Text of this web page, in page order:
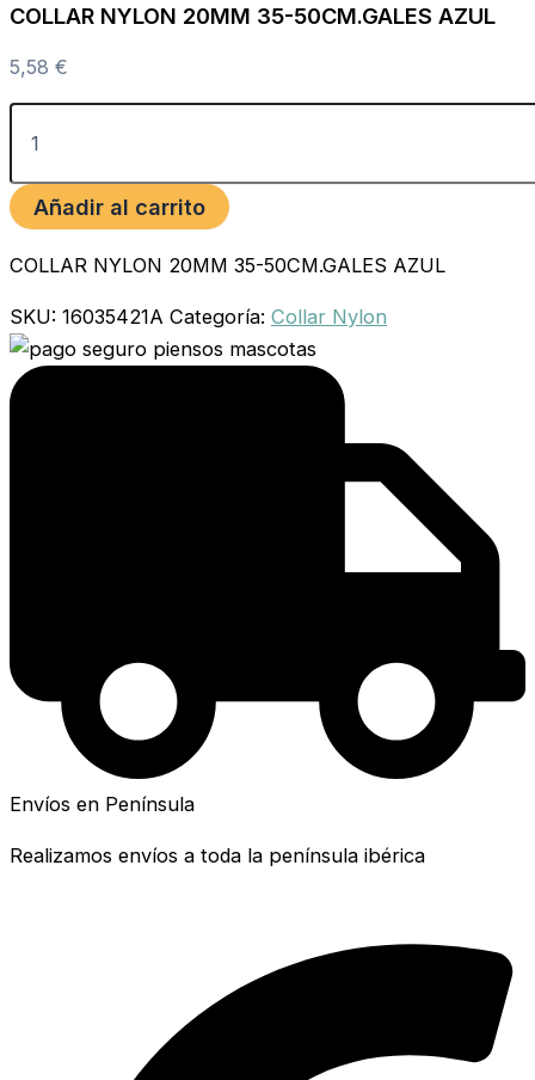
COLLAR NYLON 20MM 35-50CM.GALES AZUL
5,58 €
Añadir al carrito
COLLAR NYLON 20MM 35-50CM.GALES AZUL
SKU: 16035421A Categoría: Collar Nylon
Envíos en Península
Realizamos envíos a toda la península ibérica